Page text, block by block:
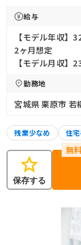
給与
【モデル年収
2ヶ月想定
【モデル月収】
勤務地
宮城県 栗原市 若
残業少なめ 住
star
保存する